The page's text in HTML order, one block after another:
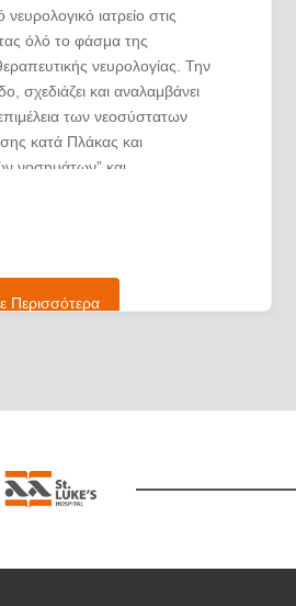
νευρολογικό ιατρείο στις
όλό το φάσμα της
νευρολογίας. Την
σχεδιάζει και αναλαμβάνει
των νεοσύστατων
κατά Πλάκας και
νοσημάτων” και
του τμήματος
Τον Νοέμβριο του 2020,
σεμιναριακού υλικού “Αn
Περισσότερα